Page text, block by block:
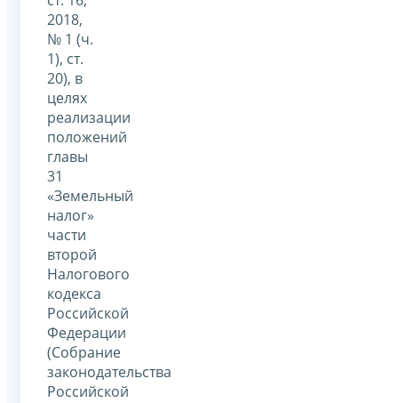
2018,
№ 1 (ч.
1), ст.
20), в
целях
реализации
положений
главы
31
«Земельный
налог»
части
второй
Налогового
кодекса
Российской
Федерации
(Собрание
законодательства
Российской